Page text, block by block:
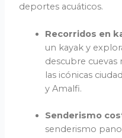
deportes acuáticos.
Recorridos en
un kayak y
descubre cuevas
las icónicas
y Amalfi.
Senderismo
senderismo